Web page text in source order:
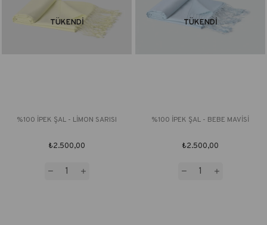
TÜKENDI
%100 İPEK ŞAL - LİMON SARISI
₺2.500,00
TÜKENDI
%100 İPEK ŞAL - BEBE MAVİSİ
₺2.500,00